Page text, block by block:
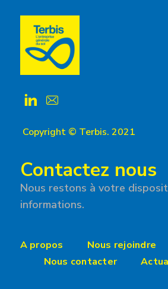
Copyright © Terbis. 2021
Contactez nous
Nous restons à votre
informations.
A propos
Nous rejoindre
Nous contacter